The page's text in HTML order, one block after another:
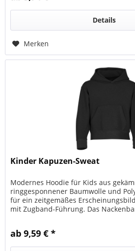
Details
Merken
Kinder Kapuzen-Sweat
Modernes Hoodie für Kids aus
ringgesponnener Baumwolle und
für ein zeitgemäßes
mit Zugband-Führung. Das
ab 9,59 € *